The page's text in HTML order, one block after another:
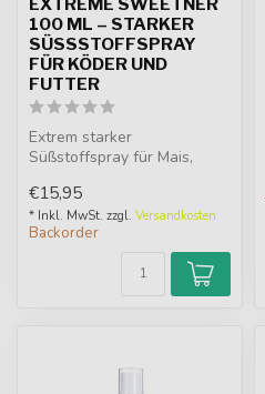
100 ML – STARKER
SÜSSSTOFFSPRAY F
ÜR KÖDER UND F
UTTER
Extrem starker
Süßstoffspray für Mais,
Sehr wirksam i...
€15,95
* Inkl. MwSt. zzgl. Versandkosten
Backorder